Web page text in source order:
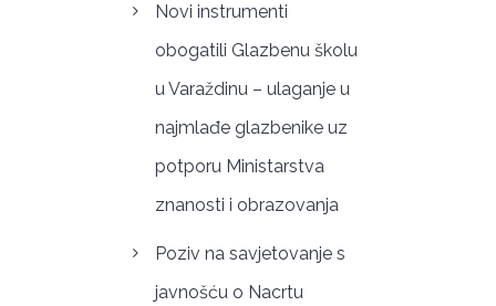
Novi instrumenti
obogatili Glazbenu školu
u Varaždinu – ulaganje u
najmlađe glazbenike uz
potporu Ministarstva
znanosti i obrazovanja
Poziv na savjetovanje s
javnošću o Nacrtu